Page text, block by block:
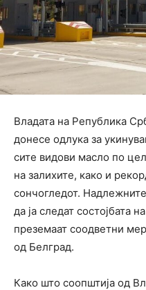
Владата на Република
донесе одлука за
сите видови масло по
на залихите, како и
сончогледот.
да ја следат состојбата
преземаат соодветни
од Белград.
Како што соопштија од